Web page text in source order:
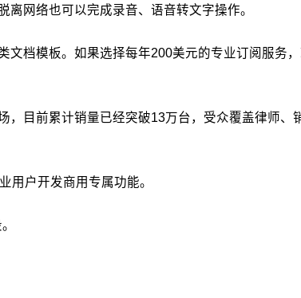
网络也可以完成录音、语音转文字操作。
档模板。如果选择每年200美元的专业订阅服务
目前累计销量已经突破13万台，受众覆盖律师、
用户开发商用专属功能。